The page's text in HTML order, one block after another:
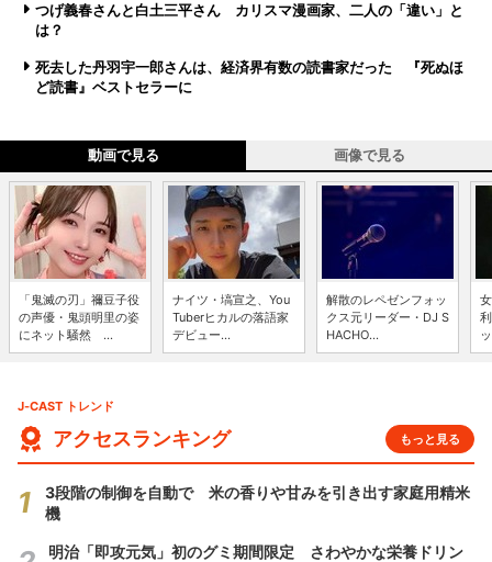
つげ義春さんと白土三平さん カリスマ漫画家、二人の「違い」と
は？
死去した丹羽宇一郎さんは、経済界有数の読書家だった 『死ぬほ
ど読書』ベストセラーに
動画で見る 画像で見る
「鬼滅の刃」禰豆子役
の声優・鬼頭明里の姿
にネット騒然 ...
ナイツ・塙宣之、You
Tuberヒカルの落語家
デビュー...
解散のレペゼンフォッ
クス元リーダー・DJ S
HACHO...
J-CAST トレンド
アクセスランキング もっと見る
3段階の制御を自動で 米の香りや甘みを引き出す家庭用精米
機
明治「即攻元気」初のグミ期間限定 さわやかな栄養ドリン